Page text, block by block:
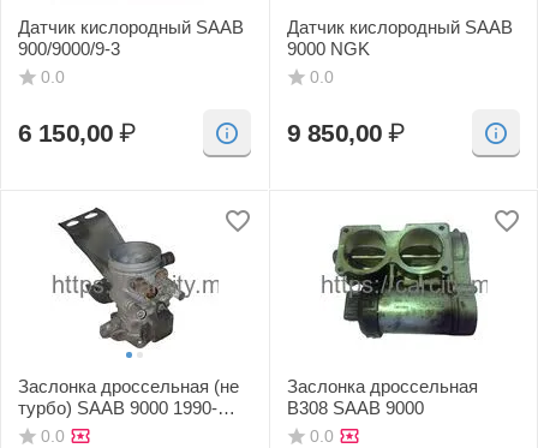
Датчик кислородный SAAB
900/9000/9-3
0.0
6 150,00 ₽
Датчик кислородный SAAB
9000 NGK
0.0
9 850,00 ₽
Заслонка дроссельная (не
турбо) SAAB 9000 1990-
1995г
0.0
Заслонка дроссельная
B308 SAAB 9000
0.0